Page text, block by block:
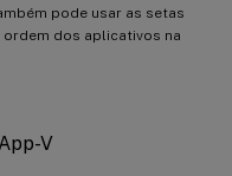
pode usar as setas
dos aplicativos na
V